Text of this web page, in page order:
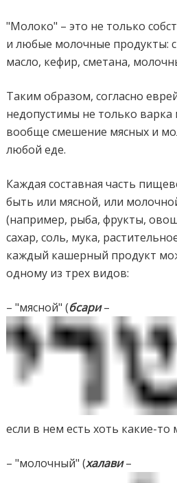
"Молоко" – это не только
и любые молочные продукты:
масло, кефир, сметана,
Таким образом, согласно
недопустимы не только варка
вообще смешение мясных и
любой еде.
Каждая составная часть
быть или мясной, или
(например, рыба, фрукты,
сахар, соль, мука,
каждый кашерный продукт
одному из трех видов:
– "мясной" (бсари–
если в нем есть хоть какие-
– "молочный" (халави–